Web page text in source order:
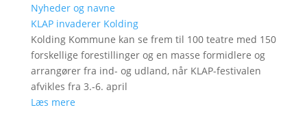
Nyheder og navne
KLAP invaderer Kolding
Kolding Kommune kan se frem til 100 teatre med 150
forskellige forestillinger og en masse formidlere og
arrangører fra ind- og udland, når KLAP-festivalen
afvikles fra 3.-6. april
Læs mere